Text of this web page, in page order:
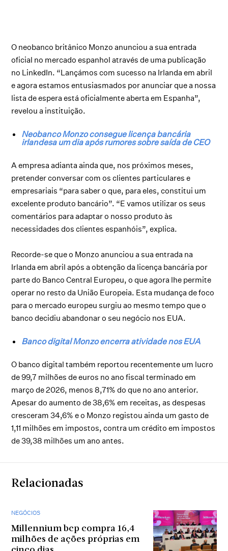
O neobanco britânico Monzo anunciou a sua entrada
oficial no mercado espanhol através de uma publicação
no LinkedIn. “Lançámos com sucesso na Irlanda em abril
e agora estamos entusiasmados por anunciar que a nossa
lista de espera está oficialmente aberta em Espanha”,
revelou a instituição.
Neobanco Monzo consegue licença bancária
irlandesa um dia após rumores sobre saída de CEO
A empresa adianta ainda que, nos próximos meses,
pretender conversar com os clientes particulares e
empresariais “para saber o que, para eles, constitui um
excelente produto bancário”. “E vamos utilizar os seus
comentários para adaptar o nosso produto às
necessidades dos clientes espanhóis”, explica.
Recorde-se que o Monzo anunciou a sua entrada na
Irlanda em abril após a obtenção da licença bancária por
parte do Banco Central Europeu, o que agora lhe permite
operar no resto da União Europeia. Esta mudança de foco
para o mercado europeu surgiu ao mesmo tempo que o
banco decidiu abandonar o seu negócio nos EUA.
Banco digital Monzo encerra atividade nos EUA
O banco digital também reportou recentemente um lucro
de 99,7 milhões de euros no ano fiscal terminado em
março de 2026, menos 8,71% do que no ano anterior.
Apesar do aumento de 38,6% em receitas, as despesas
cresceram 34,6% e o Monzo registou ainda um gasto de
1,11 milhões em impostos, contra um crédito em impostos
de 39,38 milhões um ano antes.
Relacionadas
NEGÓCIOS
Millennium bcp compra 16,4
milhões de ações próprias em